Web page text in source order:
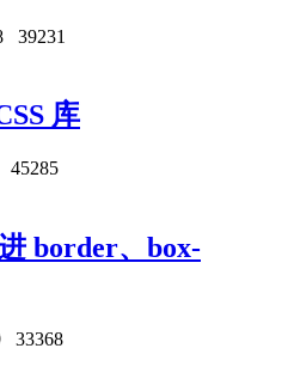
39231
库
45285
border、box-
33368